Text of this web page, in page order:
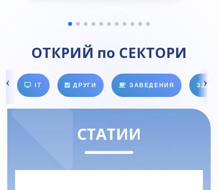
ОТКРИЙ по СЕКТОРИ
IT ДРУГИ ЗАВЕДЕНИЯ
СТАТИИ